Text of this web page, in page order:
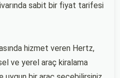
sabit bir fiyat tarifesi
hizmet veren Hertz,
ve yerel araç kiralama